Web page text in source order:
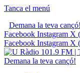
Tanca el menú
Demana la teva cançó!
Facebook Instagram X
Facebook Instagram X
Demana la teva cançó!